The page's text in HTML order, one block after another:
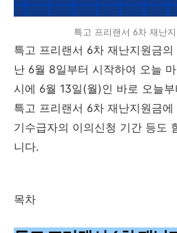
특고 프리랜서 6차 재난
특고 프리랜서 6차 재난지원금
난 6월 8일부터 시작하여 오늘
시에 6월 13일(월)인 바로 오늘
특고 프리랜서 6차 재난지원금
기수급자의 이의신청 기간 등도
니다.
목차